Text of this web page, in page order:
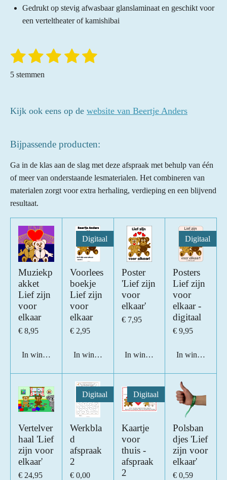
Gedrukt op stevig afwasbaar glanslaminaat en geschikt voor
een verteltheater of kamishibai
R
t
5
t
e
r
r
e
1
s
e
2
s
e
n
3
r
e
n
4
r
e
n
5
e
n
S
n
5 stemmen
Kijk ook eens op de website van Beertje Anders
Bijpassende producten:
Ga in de klas aan de slag met deze afspraak met behulp van één
of meer van onderstaande lesmaterialen. Het combineren van
materialen zorgt voor extra herhaling, verdieping en een blijvend
resultaat.
Muziekp
akket
Lief zijn
voor
elkaar
€ 8,95
In winkelwagen
Digitaal
Voorlees
boekje
Lief zijn
voor
elkaar
€ 2,95
In winkelwagen
Poster
'Lief zijn
voor
elkaar'
€ 7,95
In winkelwagen
Digitaal
Posters
Lief zijn
voor
elkaar -
digitaal
€ 9,95
In
Vertelver
haal 'Lief
zijn voor
elkaar'
€ 24,95
Digitaal
Werkbla
d
afspraak
2
€ 0,00
Digitaal
Kaartje
voor
thuis -
afspraak
2
Polsban
djes 'Lief
zijn voor
elkaar'
€ 0,59